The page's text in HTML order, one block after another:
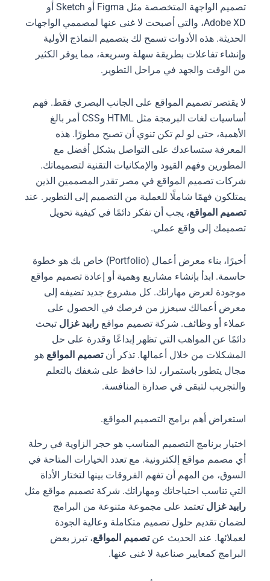
تصميم الواجهة المتخصصة مثل Figma أو Sketch أو
Adobe XD، والتي أصبحت لا غنى عنها لمصممي الواجهات
الحديثة. هذه الأدوات تسمح لك بتصميم النماذج الأولية
وإنشاء تفاعلات بطريقة سهلة وسريعة، مما يوفر الكثير
من الوقت والجهد في مراحل التطوير.
لا يقتصر تصميم المواقع على الجانب البصري فقط. فهم
أساسيات لغات البرمجة مثل HTML وCSS أمر بالغ
الأهمية، حتى لو لم تكن تنوي أن تصبح مطورًا. هذه
المعرفة ستساعدك على التواصل بشكل أفضل مع
المطورين وفهم القيود والإمكانيات التقنية لتصميماتك.
شركات تصميم المواقع في مصر تقدر المصممين الذين
يمتلكون فهمًا شاملًا للعملية من التصميم إلى التطوير. عند
تصميم المواقع، يجب أن تفكر دائمًا في كيفية تحويل
تصميمك إلى واقع عملي.
أخيرًا، بناء معرض أعمال (Portfolio) خاص بك هو خطوة
حاسمة. ابدأ بإنشاء مشاريع وهمية أو إعادة تصميم مواقع
موجودة لعرض مهاراتك. كل مشروع جديد تضيفه إلى
معرض أعمالك سيعزز من فرصك في الحصول على
عملاء أو وظائف. شركة تصميم مواقعرابيد غزالتبحث
دائمًا عن المواهب التي تظهر إبداعًا وقدرة على حل
المشكلات من خلال أعمالها. تذكر أنتصميم المواقعهو
مجال يتطور باستمرار، لذا حافظ على شغفك بالتعلم
والتجريب لتبقى في صدارة المنافسة.
استعراض أهم برامج التصميم المواقع.
اختيار برنامج التصميم المناسب هو حجر الزاوية في رحلة
أي مصمم مواقع إلكترونية. مع تعدد الخيارات المتاحة في
السوق، من المهم أن تفهم الفروقات بينها لتختار الأداة
التي تناسب احتياجاتك ومهاراتك. شركة تصميم مواقع مثل
رابيد غزالتعتمد على مجموعة متنوعة من البرامج
لضمان تقديم حلول تصميم متكاملة وعالية الجودة
لعملائها. عند الحديث عنتصميم المواقع، تبرز بعض
البرامج كمعايير صناعية لا غنى عنها.